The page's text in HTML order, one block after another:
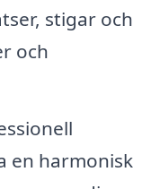
stigar och
och
en harmonisk